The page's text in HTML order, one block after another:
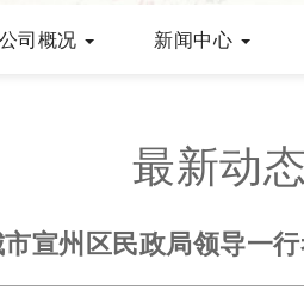
公司概况 新闻中心
最新动态
宣州区民政局领导一